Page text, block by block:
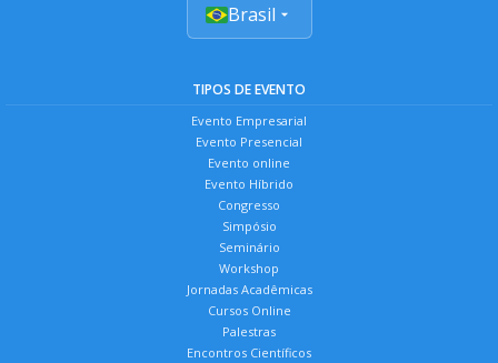
Brasil
TIPOS DE EVENTO
Evento Empresarial
Evento Presencial
Evento online
Evento Híbrido
Congresso
Simpósio
Seminário
Workshop
Jornadas Acadêmicas
Cursos Online
Palestras
Encontros Científicos